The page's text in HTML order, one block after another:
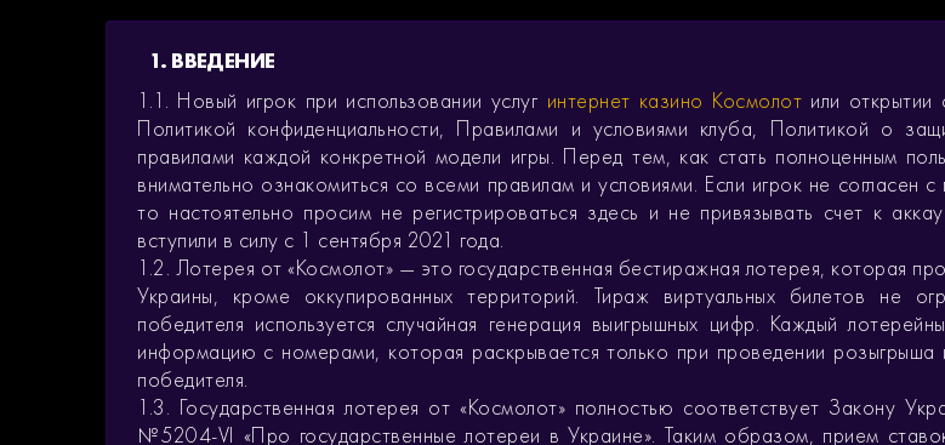
1. ВВЕДЕНИЕ
1.1. Новый игрок при использовании услуг интернет казино Космолот или открытии
Политикой конфиденциальности, Правилами и условиями клуба, Политикой о
правилами каждой конкретной модели игры. Перед тем, как стать полноценным
внимательно ознакомиться со всеми правилам и условиями. Если игрок не согласен
то настоятельно просим не регистрироваться здесь и не привязывать счет к
вступили в силу с 1 сентября 2021 года.
1.2. Лотерея от «Космолот» — это государственная бестиражная лотерея, которая
Украины, кроме оккупированных территорий. Тираж виртуальных билетов не
победителя используется случайная генерация выигрышных цифр. Каждый
информацию с номерами, которая раскрывается только при проведении розыгрыша
победителя.
1.3. Государственная лотерея от «Космолот» полностью соответствует Закону
№5204-VI «Про государственные лотереи в Украине». Таким образом, прием